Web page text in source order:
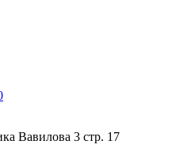
Вавилова 3 стр. 17